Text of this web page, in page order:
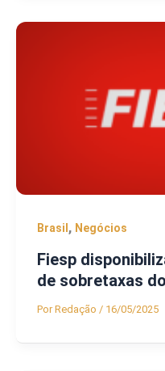
Brasil, Negócios
Fiesp
de sobretaxas
PorRedação / 16/05/2025